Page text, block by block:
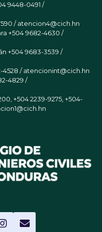
9448-0491 /
/ atencion4@cich.hn
+504 9682-4630 /
+504 9683-3539 /
4528 / atencionint@cich.hn
4829 /
+504 2239-9275, +504-